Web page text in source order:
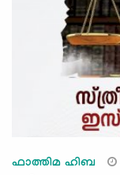
ഫാത്തിമ ഹിബ